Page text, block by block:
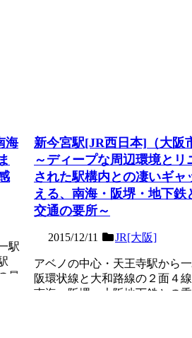
海
駅
最
新今宮駅[JR西日本]（大阪
～ディープな周辺環境とリ
された駅構内との凄いギャ
える、南海・阪堺・地下鉄
交通の要所～
2015/12/11 JR[大阪]
アベノの中心・天王寺駅から
阪環状線と大和路線の２面４線
南海・阪堺・大阪地下鉄との